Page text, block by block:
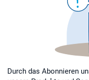
Durch das Abonnieren